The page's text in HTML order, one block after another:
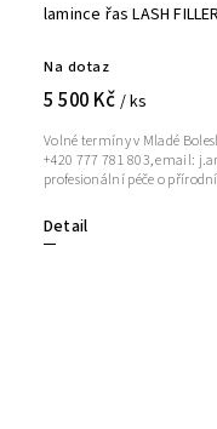
lamince řas LASH
Na dotaz
5 500 Kč / ks
Detail
Volné termíny v Mladé
+420 777 781 803, email:
profesionální péče o